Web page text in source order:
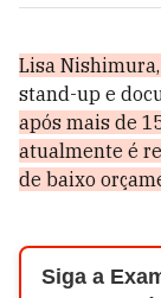
Lisa Nishimura,
stand-up e
após mais de
atualmente é
de baixo
Siga a